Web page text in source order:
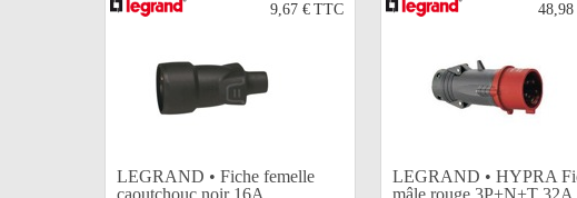
9,67 € TTC
LEGRAND • Fiche femelle
caoutchouc noir 16A...
48,98
LEGRAND • HYPRA
mâle rouge 3P+N+T 32A...